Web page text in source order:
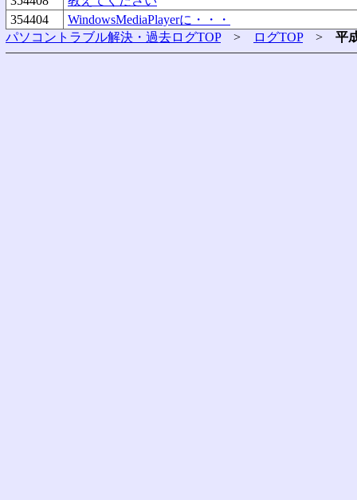
354404
WindowsMediaPlayerに・・・
パソコントラブル解決・過去ログTOP> ログTOP> 平